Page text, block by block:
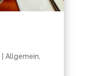
Allgemein,